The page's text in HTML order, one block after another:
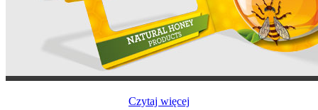
Czytaj więcej